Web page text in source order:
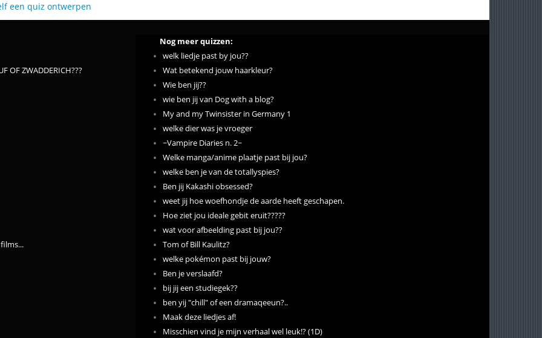
een quiz ontwerpen
OF ZWADDERICH???
Nog meer quizzen:
welk liedje past by jou??
Wat betekend jouw haarkleur?
Wie ben jij??
wie ben jij van Dog with a blog?
My and my Twinsister in Germany 1
welke dier was je vroeger
~Vampire Diaries n. 2~
Welke manga/anime plaatje past bij jou?
welke ben je van de totallyspies?
Ben jij Kakashi obsessed?
weet jij hoe woefhondje de aarde heeft geschapen.
Hoe ziet jou ideale gebit eruit?????
wat voor afbeelding past bij jou??
Tom of Bill Kaulitz?
welke pokémon past bij jouw?
Ben je verslaafd?
bij jij een studiegek??
ben yij "chill" of een dramaqeeun?..
Maak deze liedjes af!
Misschien vind je mijn verhaal wel leuk!? (1D)